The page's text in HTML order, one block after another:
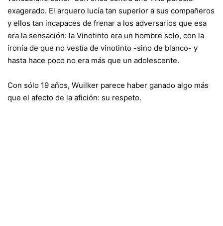
exagerado. El arquero lucía tan superior a sus compañeros
y ellos tan incapaces de frenar a los adversarios que esa
era la sensación: la Vinotinto era un hombre solo, con la
ironía de que no vestía de vinotinto -sino de blanco- y
hasta hace poco no era más que un adolescente.
Con sólo 19 años, Wuilker parece haber ganado algo más
que el afecto de la afición: su respeto.